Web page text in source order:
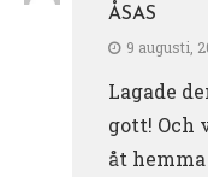
ÅSAS
9 augusti,
Lagade
gott! Och
åt